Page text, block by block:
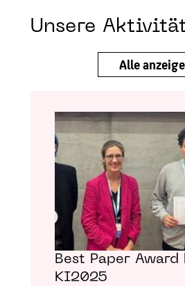
Unsere
Alle
Best Paper
KI2025